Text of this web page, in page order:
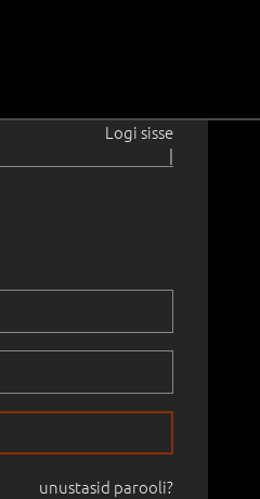
Logi sisse
|
unustasid parooli?